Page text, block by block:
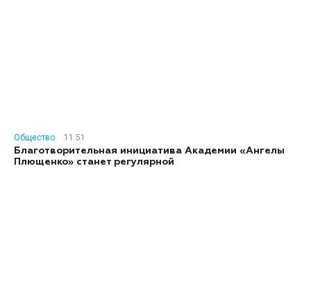
Общество
11:51
Благотворительная инициатива Академии «Ангелы
Плющенко» станет регулярной